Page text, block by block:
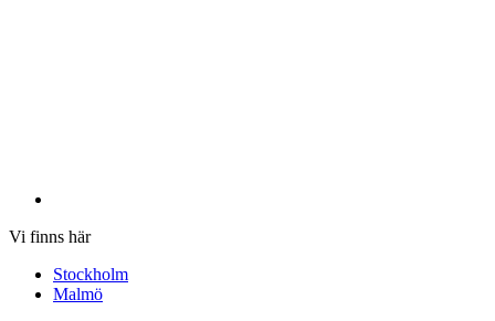
Vi finns här
Stockholm
Malmö